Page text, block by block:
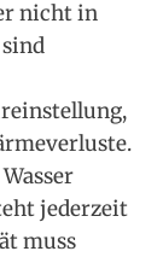
nicht in
jederzeit
muss